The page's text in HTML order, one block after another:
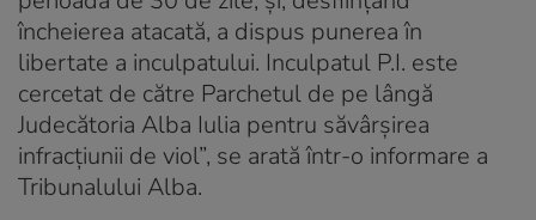
încheierea atacată, a dispus punerea în
libertate a inculpatului. Inculpatul P.I. este
cercetat de către Parchetul de pe lângă
Judecătoria Alba Iulia pentru săvârşirea
infracţiunii de viol”, se arată într-o informare a
Tribunalului Alba.